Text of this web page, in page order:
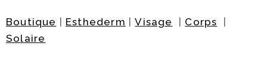
Boutique | Esthederm |Visage | Corps |
Solaire
À propos